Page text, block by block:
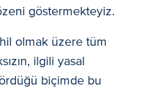
göstermekteyiz.
olmak üzere tüm
ilgili yasal
biçimde bu